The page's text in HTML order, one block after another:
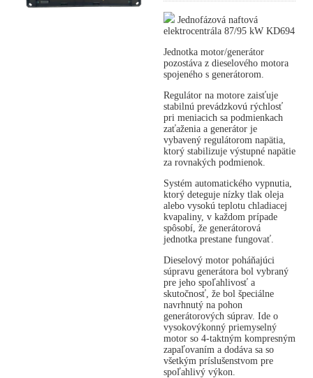
Jednofázová naftová
elektrocentrála 87/95 kW KD694
Jednotka motor/generátor
pozostáva z dieselového motora
spojeného s generátorom.
Regulátor na motore zaisťuje
stabilnú prevádzkovú rýchlosť
pri meniacich sa podmienkach
zaťaženia a generátor je
vybavený regulátorom napätia,
ktorý stabilizuje výstupné napätie
za rovnakých podmienok.
Systém automatického vypnutia,
ktorý deteguje nízky tlak oleja
alebo vysokú teplotu chladiacej
kvapaliny, v každom prípade
spôsobí, že generátorová
jednotka prestane fungovať.
Dieselový motor poháňajúci
súpravu generátora bol vybraný
pre jeho spoľahlivosť a
skutočnosť, že bol špeciálne
navrhnutý na pohon
generátorových súprav. Ide o
vysokovýkonný priemyselný
motor so 4-taktným kompresným
zapaľovaním a dodáva sa so
všetkým príslušenstvom pre
spoľahlivý výkon.